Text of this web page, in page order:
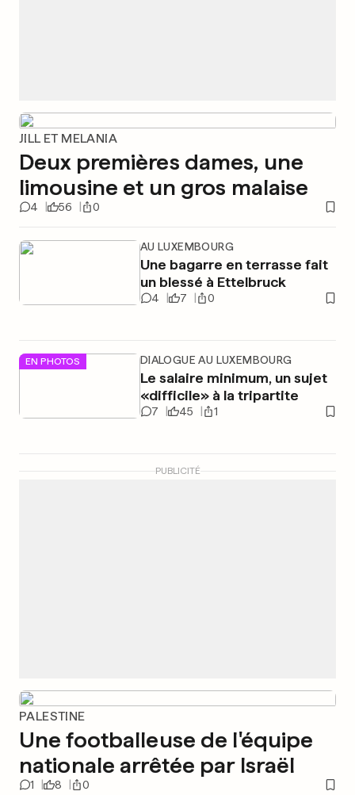
JILL ET MELANIA
Deux premières dames, une
limousine et un gros malaise
4 56 0
AU LUXEMBOURG
Une bagarre en terrasse fait
un blessé à Ettelbruck
4 7 0
EN PHOTOS DIALOGUE AU LUXEMBOURG
Le salaire minimum, un sujet
«difficile» à la tripartite
7 45 1
PUBLICITÉ
PALESTINE
Une footballeuse de l'équipe
nationale arrêtée par Israël
1 8 0